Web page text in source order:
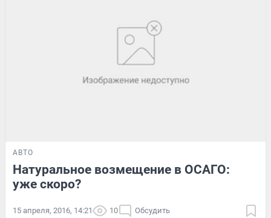
АВТО
Натуральное возмещение в ОСАГО:
уже скоро?
15 апреля, 2016, 14:21 10 Обсудить